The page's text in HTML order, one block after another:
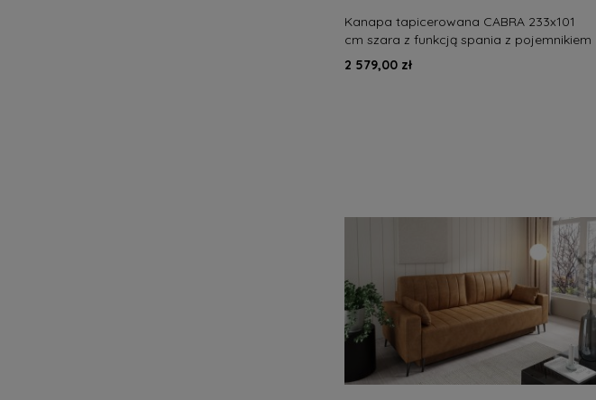
Kanapa tapicerowana CABRA 233x101
cm szara z funkcją spania z pojemnikiem
nowoczesna pikowana
2 579,00 zł